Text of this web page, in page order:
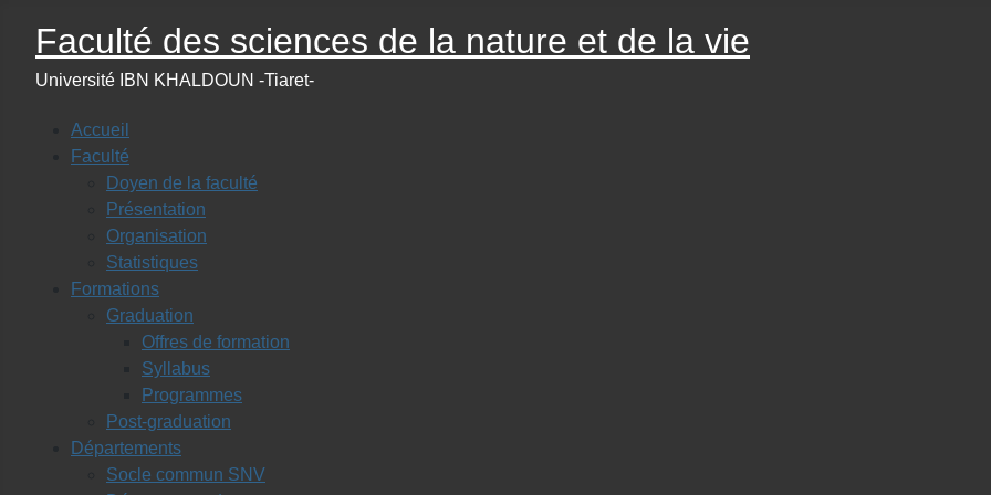
Faculté des sciences de la nature et de la vie
Université IBN KHALDOUN -Tiaret-
Accueil
Faculté
Doyen de la faculté
Présentation
Organisation
Statistiques
Formations
Graduation
Offres de formation
Syllabus
Programmes
Post-graduation
Départements
Socle commun SNV